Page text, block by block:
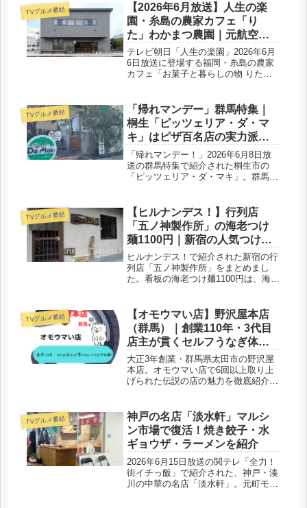
TVグルメ番組
【2026年6月放送】人生の楽
園・糸島の農家カフェ「り
た」わかまつ農園｜元航空整
備士が移住して作った自然派
カフェとは？
テレビ朝日「人生の楽園」2026年6月
6日放送に登場する福岡・糸島の農家
カフェ「お菓子と暮らしの物 りた」
農園直営店。無農薬野菜の天然酵母ピ
ザやオリーブスイーツが味わえます。
アクセス・営業時間も掲載。
TVグルメ番組
「帰れマンデー」群馬特集｜
桐生「ピッツェリア・ダ・マ
キ」はピザ百名店の実力派！
本物のナポリピッツァとは？
「帰れマンデー！」2026年6月8日放
送の群馬特集で紹介された桐生市の
「ピッツェリア・ダ・マキ」。群馬県
店」にも選出された実力派。地元・赤
城山麓の食材へのこだわりと本場仕込
みの薪窯ピッツァを、メニュー・価
格・口コミとともにご紹介します。
TVグルメ番組
【ヒルナンデス！】行列店
「五ノ神製作所」の海老つけ
麺1100円｜新宿の人気つけ麺
を徹底紹介
ヒルナンデス！で紹介された新宿の行
列店「五ノ神製作所」をまとめまし
た。看板の海老つけ麺1100円は、海老
コミ、アクセス情報も詳しく紹介しま
す。
TVグルメ番組
【オモウマい店】野沢屋本店
（群馬）｜創業110年・3代目
店主が貫くセルフうなぎ体験
の全貌
大正3年創業・群馬県太田市の野沢屋
本店。オモウマい店で6回以上取り上
げられた伝説の店の魅力を徹底紹介。
生い立ちや経歴まで、訪問前に知って
おきたい情報を網羅しました。
TVグルメ番組
神戸の名店「淡水軒」マルシ
ン市場で復活！焼き餃子・水
ギョウザ・ラーメンを紹介
2026年6月15日放送の関テレ「全力！
街イチっ飯」で紹介された、神戸・湊
川の中華の名店「淡水軒」。元町モト